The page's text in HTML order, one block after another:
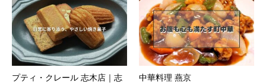
プティ・クレール 志木店｜志
中華料理 燕京